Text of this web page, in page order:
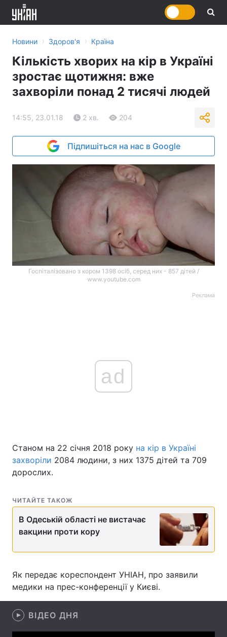
Головна
Україна Політика
Техно і зв'язок Лайт
Зброя
Здоров'я Туризм
Новини › Здоров'я › Країна
Кількість хворих на кір в Україні
зростає щотижня: вже
захворіли понад 2 тисячі людей
14:55, 23.01.18 2 хв. 204
Підпишіться на нас в Google
Госпіталізовано з кором 1398 осіб, серед них - 857 дітей /
www.youtube.com
Реклама
ad
Станом на 22 січня 2018 року на кір в Україні
захворіли 2084 людини, з них 1375 дітей та 709
дорослих.
ЧИТАЙТЕ ТАКОЖ
В Одеській області не вистачає
вакцини проти кору
Як передає кореспондент УНІАН, про заявили
медики на прес-конференції у Києві.
ВІДЕО ДНЯ